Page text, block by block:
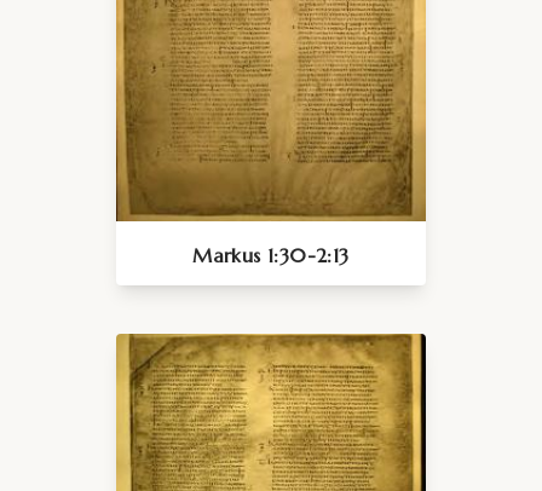
Markus 1:30-2:13